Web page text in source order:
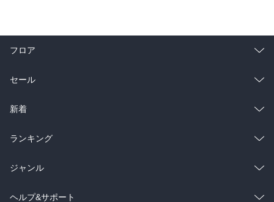
フロア
総合
ラノベ
雑誌・グラビア
BL・TL
セール
総合
ラノベ
雑誌・グラビア
BL・TL
新着
総合
ラノベ
雑誌・グラビア
ランキング
総合
ラノベ
ジャンル
コミック
ヘルプ&サポート